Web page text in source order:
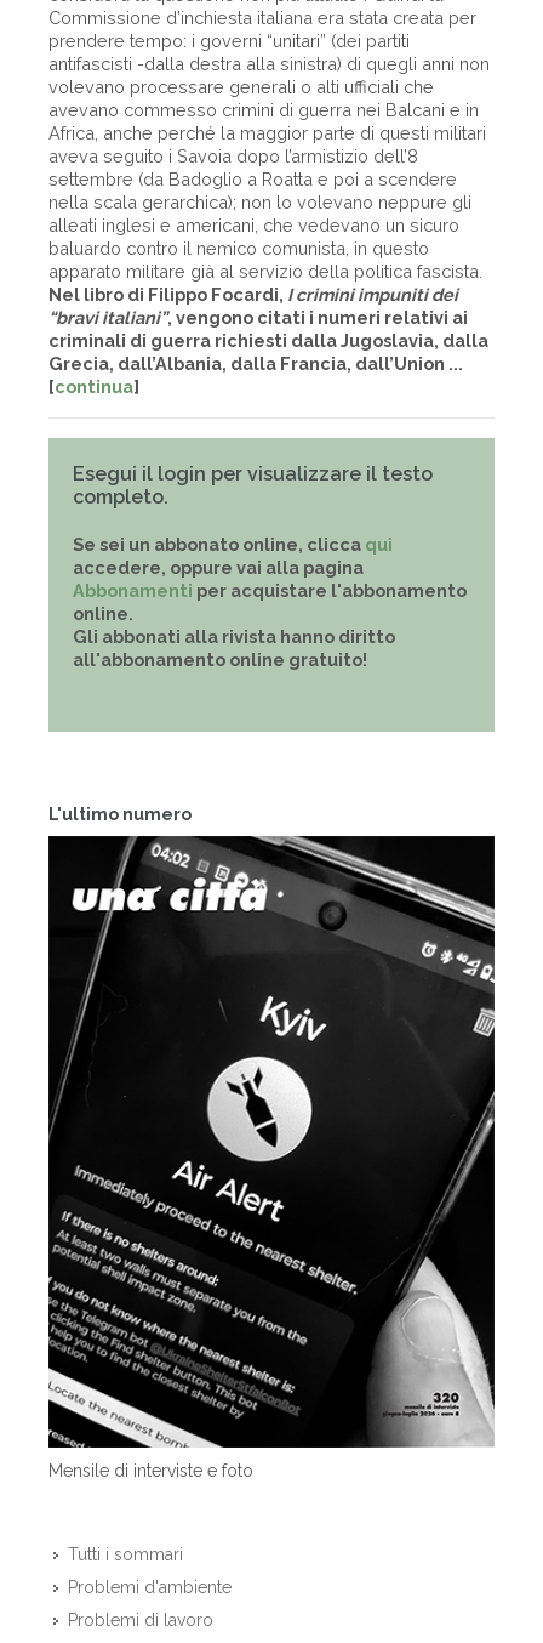
L'ultimo numero
Mensile di interviste e foto
Tutti i sommari
Problemi d'ambiente
Problemi di lavoro
Commissione d’inchiesta italiana era stata creata per
prendere tempo: i governi “unitari” (dei partiti
antifascisti -dalla destra alla sinistra) di quegli anni non
volevano processare generali o alti ufficiali che
avevano commesso crimini di guerra nei Balcani e in
Africa, anche perché la maggior parte di questi militari
aveva seguito i Savoia dopo l’armistizio dell’8
settembre (da Badoglio a Roatta e poi a scendere
nella scala gerarchica); non lo volevano neppure gli
alleati inglesi e americani, che vedevano un sicuro
baluardo contro il nemico comunista, in questo
apparato militare già al servizio della politica fascista.
Nel libro di Filippo Focardi, I crimini impuniti dei
“bravi italiani”, vengono citati i numeri relativi ai
criminali di guerra richiesti dalla Jugoslavia, dalla
Grecia, dall’Albania, dalla Francia, dall’Union ...
[continua]
Esegui il login per visualizzare il testo
completo.
Se sei un abbonato online, clicca qui
accedere, oppure vai alla pagina
Abbonamenti per acquistare l'abbonamento
online.
Gli abbonati alla rivista hanno diritto
all'abbonamento online gratuito!